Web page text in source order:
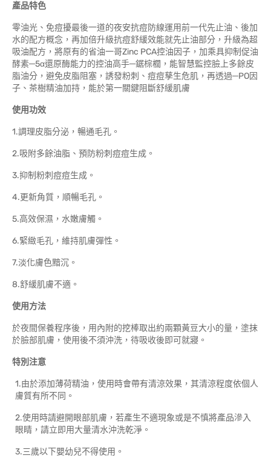
產品特色
零油光、免痘擾最後一道的夜安抗痘防線運用前一代先止油、後加
水的配方概念，再加倍升級抗痘舒緩效能就先止油部分，升級為超
吸油配方，將原有的省油一哥Zinc PCA控油因子，加乘具抑制促油
酵素─5α還原酶能力的控油高手─鋸棕櫚，能智慧監控臉上多餘皮
脂油分，避免皮脂阻塞，誘發粉刺、痘痘孳生危肌，再透過─PO因
子、茶樹精油加持，能於第一關鍵阻斷舒緩肌膚
使用功效
1.調理皮脂分泌，暢通毛孔。
2.吸附多餘油脂、預防粉刺痘痘生成。
3.抑制粉刺痘痘生成。
4.更新角質，順暢毛孔。
5.高效保濕，水嫩膚觸。
6.緊緻毛孔，維持肌膚彈性。
7.淡化膚色黯沉。
8.舒緩肌膚不適。
使用方法
於夜間保養程序後，用內附的挖棒取出約兩顆黃豆大小的量，塗抹
於臉部肌膚，使用後不須沖洗，待吸收後即可就寢。
特別注意
1.由於添加薄荷精油，使用時會帶有清涼效果，其清涼程度依個人
膚質有所不同。
2.使用時請避開眼部肌膚，若產生不適現象或是不慎將產品滲入
眼睛，請立即用大量清水沖洗乾淨。
3.三歲以下嬰幼兒不得使用。